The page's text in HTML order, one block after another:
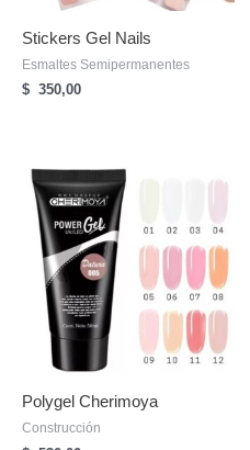
Stickers Gel Nails
Esmaltes Semipermanentes
$ 350,00
Polygel Cherimoya
Construcción